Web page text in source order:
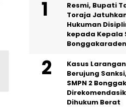
Resmi, Bupati
Toraja
Hukuman
kepada Kepala
Kasus
Berujung
SMPN 2
Dihukum Berat